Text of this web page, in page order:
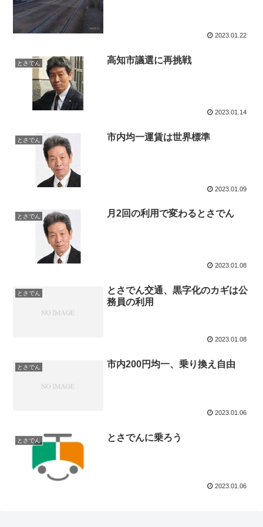
2023.01.22
とさでん 高知市議選に再挑戦
2023.01.14
とさでん 市内均一運賃は世界標準
2023.01.09
とさでん 月2回の利用で変わるとさでん
2023.01.08
とさでん
とさでん交通、黒字化のカギは公
務員の利用
2023.01.08
とさでん 市内200円均一、乗り換え自由
2023.01.06
とさでん とさでんに乗ろう
2023.01.06